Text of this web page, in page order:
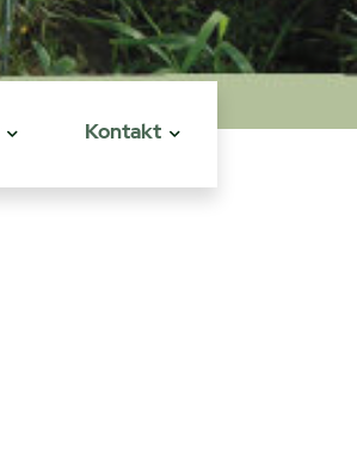
Kontakt